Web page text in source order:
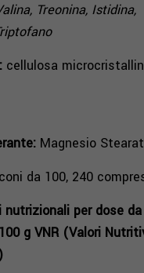
Treonina, Istidina,
cellulosa
Magnesio
da 100, 240
nutrizionali per dose
g VNR (Valori